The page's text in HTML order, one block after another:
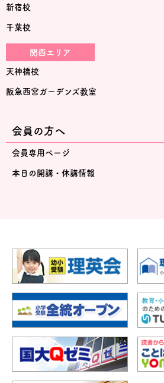
新宿校
千葉校
関西エリア
天神橋校
阪急西宮ガーデンズ教室
会員の方へ
会員専用ページ
本日の開講・休講情報